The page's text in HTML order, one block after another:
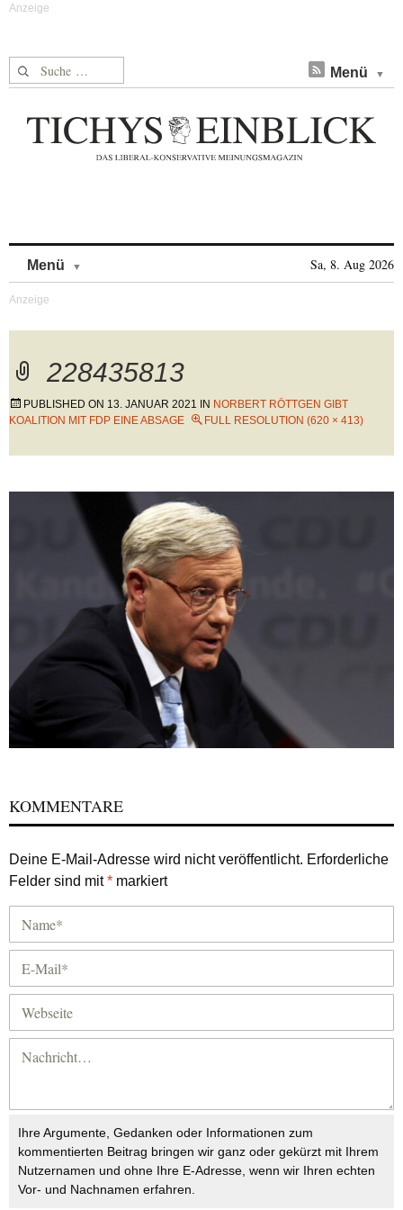
Suche nach: Menü
Menü Sa, 8. Aug 2026
228435813
PUBLISHED ON 13. JANUAR 2021 IN NORBERT RÖTTGEN GIBT
KOALITION MIT FDP EINE ABSAGE
FULL RESOLUTION (620 × 413)
KOMMENTARE
Deine E-Mail-Adresse wird nicht veröffentlicht. Erforderliche
Felder sind mit* markiert
Ihre Argumente, Gedanken oder Informationen zum
kommentierten Beitrag bringen wir ganz oder gekürzt mit Ihrem
Nutzernamen und ohne Ihre E-Adresse, wenn wir Ihren echten
Vor- und Nachnamen erfahren.